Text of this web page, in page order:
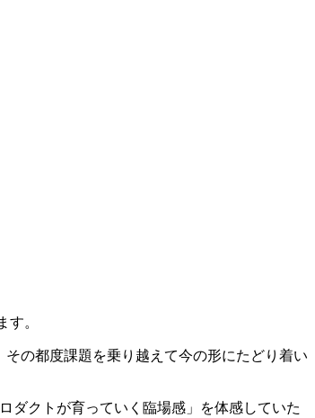
す。
の都度課題を乗り越えて今の形にたどり着い
ダクトが育っていく臨場感」を体感していた